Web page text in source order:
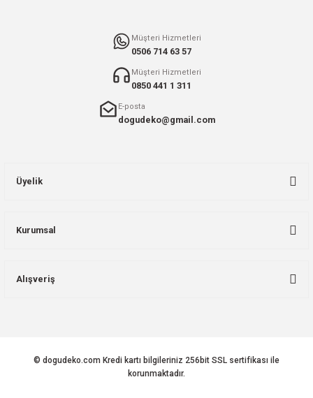
Müşteri Hizmetleri
0506 714 63 57
Müşteri Hizmetleri
0850 441 1 311
E-posta
dogudeko@gmail.com
Üyelik
Kurumsal
Alışveriş
© dogudeko.com Kredi kartı bilgileriniz 256bit SSL sertifikası ile
korunmaktadır.